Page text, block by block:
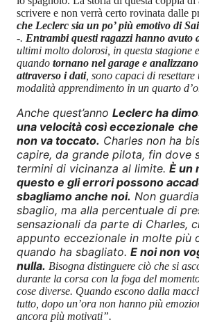
scrivere e non verrà certo rovinata dalle
che Leclerc sia un po’ più emotivo di
-. Entrambi questi ragazzi hanno avuto
ultimi molto dolorosi, in questa stagione
quando tornano nel garage e
attraverso i dati, sono capaci di resettare
modalità apprendimento in un quarto
Anche quest’anno Leclerc ha
una velocità così eccezionale
non va toccato. Charles non ha
capire, da grande pilota, fin dove
termini di vicinanza al limite. È un
questo e gli errori possono
sbagliamo anche noi. Non
sbaglio, ma alla percentuale di
sensazionali da parte di Charles,
appunto eccezionale in molte più
quando ha sbagliato. E noi non
nulla. Bisogna distinguere ciò che si
durante la corsa con la foga del
cose diverse. Quando escono dalla
tutto, dopo un’ora non hanno più
ancora più motivati”.